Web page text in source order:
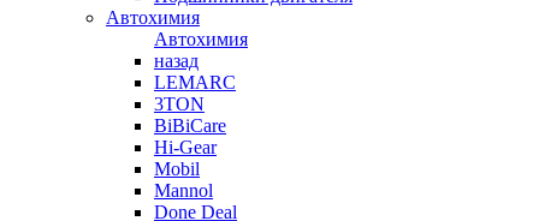
Автохимия
Автохимия
назад
LEMARC
3TON
BiBiCare
Hi-Gear
Mobil
Mannol
Done Deal